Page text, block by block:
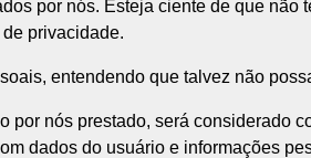
por nós. Esteja ciente de que
privacidade.
entendendo que talvez não
por nós prestado, será considerado
dados do usuário e informações